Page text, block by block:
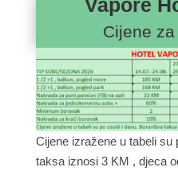
Vapore
Cijene
Cijene izražene u tabeli su
taksa iznosi 3 KM , djeca